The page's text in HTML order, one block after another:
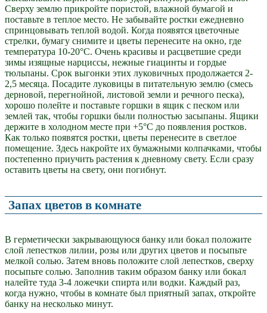
Сверху землю прикройте пористой, влажной бумагой и
поставьте в теплое место. Не забывайте ростки ежедневно
спринцовывать теплой водой. Когда появятся цветочные
стрелки, бумагу снимите и цветы перенесите на окно, где
температура 10-20°С. Очень красивы и расцветшие среди
зимы изящные нарциссы, нежные гиацинты и гордые
тюльпаны. Срок выгонки этих луковичных продолжается 2-
2,5 месяца. Посадите луковицы в питательную землю (смесь
дерновой, перегнойной, листовой земли и речного песка),
хорошо полейте и поставьте горшки в ящик с песком или
землей так, чтобы горшки были полностью засыпаны. Ящики
держите в холодном месте при +5°С до появления ростков.
Как только появятся ростки, цветы перенесите в светлое
помещение. Здесь накройте их бумажными колпачками, чтобы
постепенно приучить растения к дневному свету. Если сразу
оставить цветы на свету, они погибнут.
Запах цветов в комнате
В герметически закрывающуюся банку или бокал положите
слой лепестков лилии, розы или других цветов и посыпьте
мелкой солью. Затем вновь положите слой лепестков, сверху
посыпьте солью. Заполнив таким образом банку или бокал
налейте туда 3-4 ложечки спирта или водки. Каждый раз,
когда нужно, чтобы в комнате был приятный запах, откройте
банку на несколько минут.